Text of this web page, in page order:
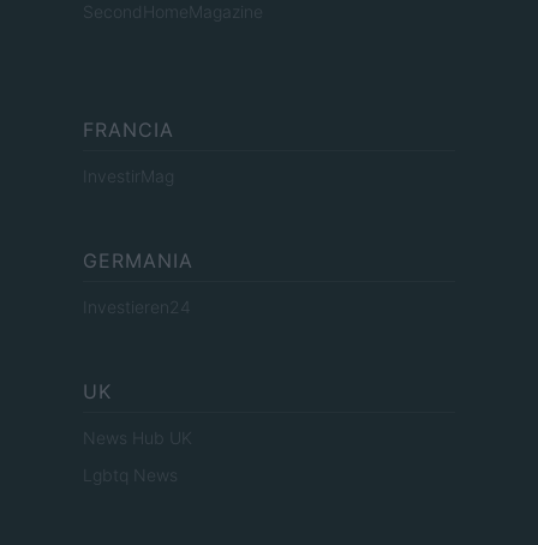
SecondHomeMagazine
FRANCIA
InvestirMag
GERMANIA
Investieren24
UK
News Hub UK
Lgbtq News